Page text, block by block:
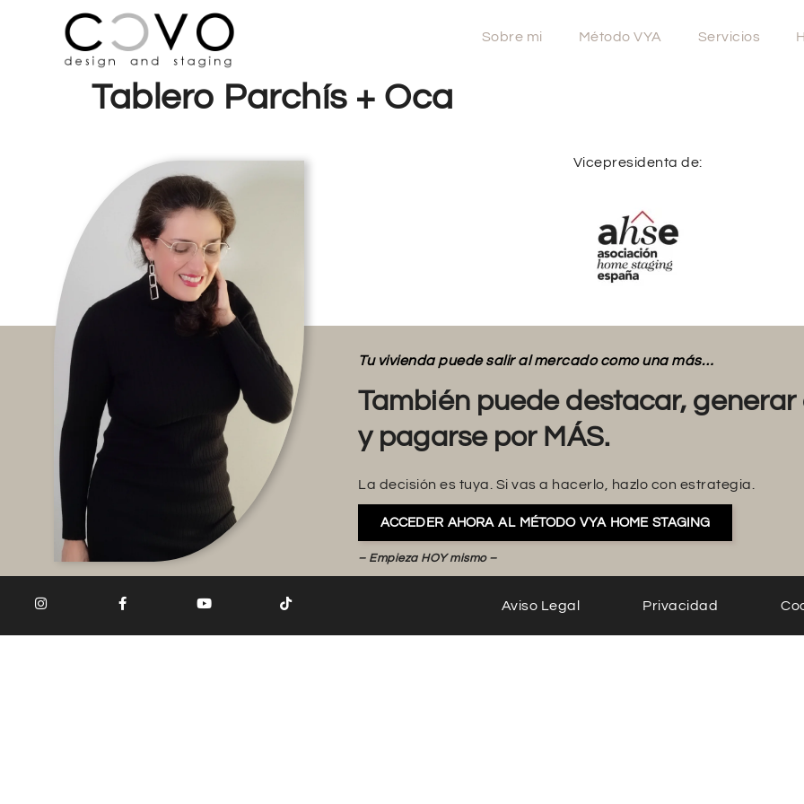
Sobre mi Método VYA Servicios
Tablero Parchís + Oca
Vicepresidenta de:
Tu vivienda puede salir al mercado como una más…
También puede destacar, generar
y pagarse por MÁS.
La decisión es tuya. Si vas a hacerlo, hazlo con estrategia.
ACCEDER AHORA AL MÉTODO VYA HOME STAGING
– Empieza HOY mismo –
Aviso Legal Privacidad